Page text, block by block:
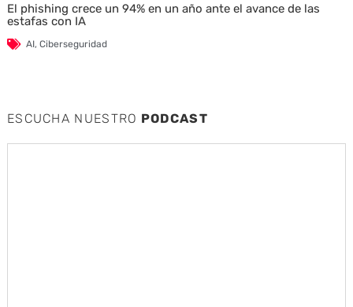
El phishing crece un 94% en un año ante el avance de las
estafas con IA
AI, Ciberseguridad
ESCUCHA NUESTRO PODCAST